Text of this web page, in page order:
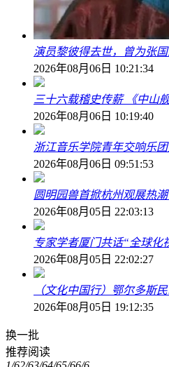
演员黎彼得去世，曾为张
2026年08月06日 10:21:34
三十六载稽史传薪 《中山
2026年08月06日 10:19:40
浙江音乐学院青年交响乐
2026年08月06日 09:51:53
圆明园兽首掀杭州观展热
2026年08月05日 22:03:13
专家学者厦门共话“全球化
2026年08月05日 22:02:27
（文化中国行）鄂尔多斯
2026年08月05日 19:12:35
换一批
推荐阅读